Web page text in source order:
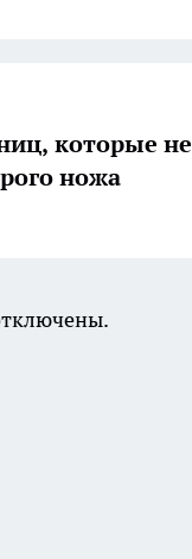
которые не
ножа